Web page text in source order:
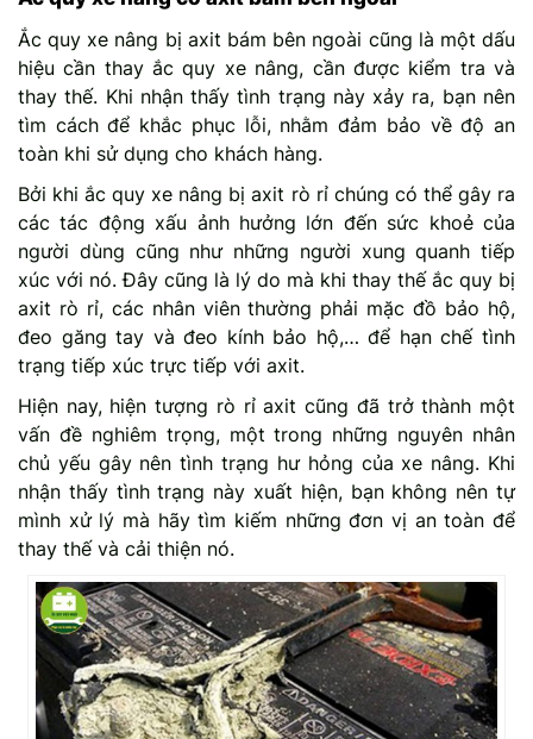
Ắc quy xe nâng bị axit bám bên ngoài cũng là một dấu
hiệu cần thay ắc quy xe nâng, cần được kiểm tra và
thay thế. Khi nhận thấy tình trạng này xảy ra, bạn nên
tìm cách để khắc phục lỗi, nhằm đảm bảo về độ an
toàn khi sử dụng cho khách hàng.
Bởi khi ắc quy xe nâng bị axit rò rỉ chúng có thể gây ra
các tác động xấu ảnh hưởng lớn đến sức khoẻ của
người dùng cũng như những người xung quanh tiếp
xúc với nó. Đây cũng là lý do mà khi thay thế ắc quy bị
axit rò rỉ, các nhân viên thường phải mặc đồ bảo hộ,
đeo găng tay và đeo kính bảo hộ,… để hạn chế tình
trạng tiếp xúc trực tiếp với axit.
Hiện nay, hiện tượng rò rỉ axit cũng đã trở thành một
vấn đề nghiêm trọng, một trong những nguyên nhân
chủ yếu gây nên tình trạng hư hỏng của xe nâng. Khi
nhận thấy tình trạng này xuất hiện, bạn không nên tự
mình xử lý mà hãy tìm kiếm những đơn vị an toàn để
thay thế và cải thiện nó.